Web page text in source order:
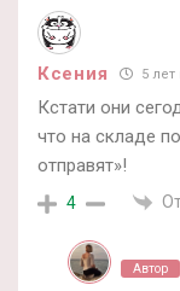
Ксения 5 лет
Кстати они
что на складе
отправят»!
4
Автор